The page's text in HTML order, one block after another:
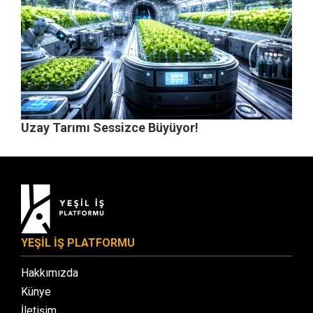
Uzay Tarımı Sessizce Büyüyor!
YEŞİL İŞ PLATFORMU
Hakkımızda
Künye